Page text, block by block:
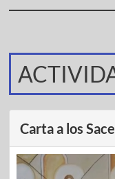
Carta a los